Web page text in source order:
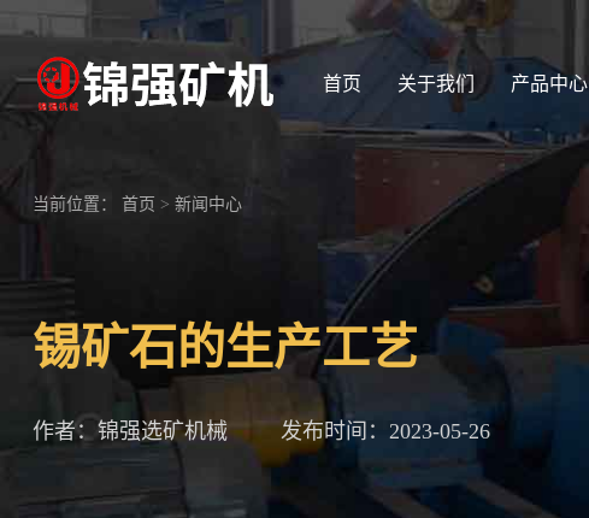
首页 关于我们 产品中心
当前位置： 首页 > 新闻中心
锡矿石的生产工艺
作者：锦强选矿机械 发布时间：2023-05-26